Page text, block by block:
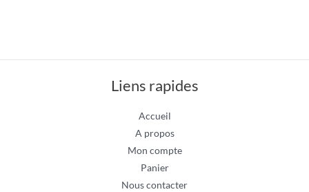
Liens rapides
Accueil
A propos
Mon compte
Panier
Nous contacter